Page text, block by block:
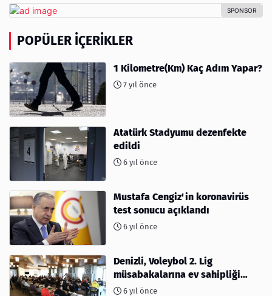
POPÜLER İÇERIKLER
1 Kilometre(Km) Kaç Adım Yapar?
7 yıl önce
Atatürk Stadyumu dezenfekte
edildi
6 yıl önce
Mustafa Cengiz'in koronavirüs
test sonucu açıklandı
6 yıl önce
Denizli, Voleybol 2. Lig
müsabakalarına ev sahipliği
yapıyor
6 yıl önce